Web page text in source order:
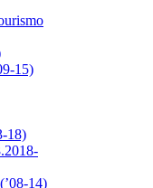
15)
18)
14)